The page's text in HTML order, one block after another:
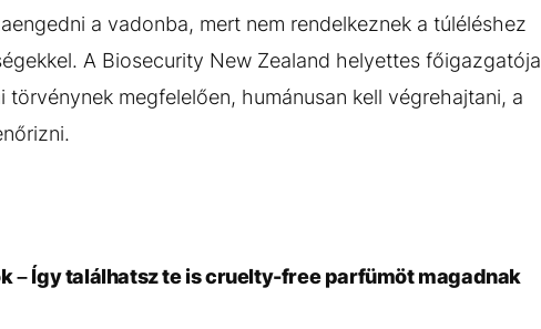
a vadonba, mert nem rendelkeznek a túléléshez
A Biosecurity New Zealand helyettes főigazgatója
megfelelően, humánusan kell végrehajtani, a
– Így találhatsz te is cruelty-free parfümöt magadnak